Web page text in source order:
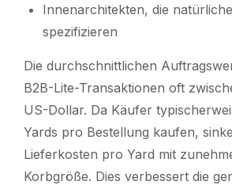
Innenarchitekten, die
spezifizieren
Die durchschnittlichen
B2B-Lite-Transaktionen oft
US-Dollar. Da Käufer
Yards pro Bestellung kaufen,
Lieferkosten pro Yard mit
Korbgröße. Dies verbessert die